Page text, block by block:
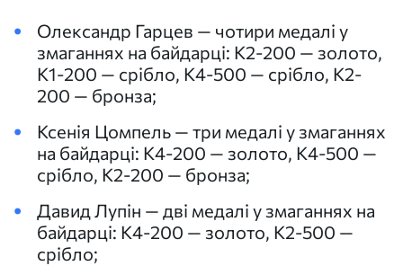
Олександр Гарцев — чотири медалі у
змаганнях на байдарці: К2-200 — золото,
К1-200 — срібло, К4-500 — срібло, К2-
200 — бронза;
Ксенія Цомпель — три медалі у змаганнях
на байдарці: К4-200 — золото, К4-500 —
срібло, К2-200 — бронза;
Давид Лупін — дві медалі у змаганнях на
байдарці: К4-200 — золото, К2-500 —
срібло;